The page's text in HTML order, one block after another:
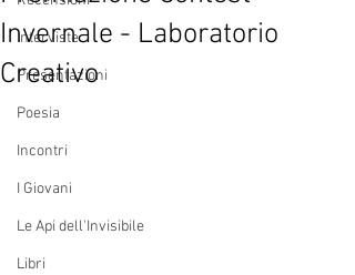
Interviste
Presentazioni
Poesia
Incontri
I Giovani
Le Api dell'Invisibile
Libri
Invernale - Laboratorio
Creativo